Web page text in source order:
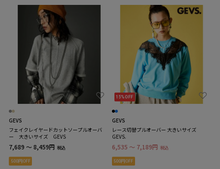
GEVS
フェイクレイヤードカットソープルオーバ
ー 大きいサイズ GEVS
7,689 ～ 8,459円 税込
500円OFF
15%OFF
GEVS
レース切替プルオーバー 大きいサイズ
GEVS.
6,535 ～ 7,189円 税込
500円OFF